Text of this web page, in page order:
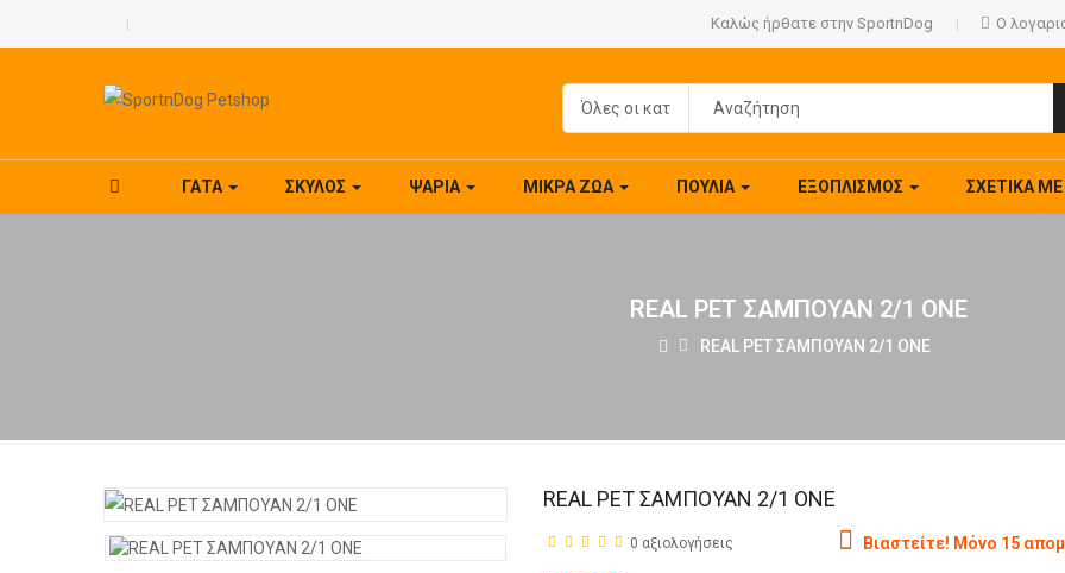
Καλώς ήρθατε στην SportnDog Ο
ΓΆΤΑ ΣΚΎΛΟΣ ΨΆΡΙΑ ΜΙΚΡΆ ΖΏΑ ΠΟΥΛΙΆ ΕΞΟΠΛΙΣΜΌΣ ΣΧΕΤΙΚΆ
REAL PET ΣΑΜΠΟΥΑΝ 2/1 ONE
REAL PET ΣΑΜΠΟΥΑΝ 2/1 ONE
REAL PET ΣΑΜΠΟΥΑΝ 2/1 ONE
0 αξιολογήσεις Βιαστείτε! Μόνο 15